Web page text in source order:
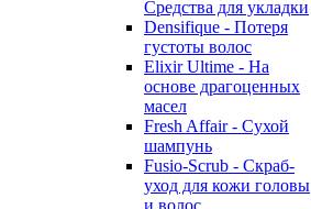
Средства для укладки
Densifique - Потеря
густоты волос
Elixir Ultime - На
основе драгоценных
масел
Fresh Affair - Сухой
шампунь
Fusio-Scrub - Скраб-
уход для кожи головы
и волос